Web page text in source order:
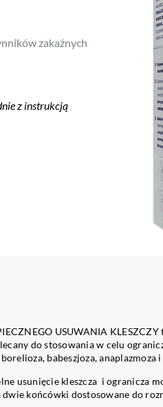
Wapń dostarczony wprost do
CALCET
MEGIS®
Stymulacja wzrostu roślin –
Błyskawiczne nawożenie cynkiem
SULPRONE®
Kompleksowe nawożenie siarką
TRIABOR®
TRIACYNK®
zakaźnych
z instrukcją
USUWANIA
do stosowania w celu
babeszjoza, anaplazmoza
usunięcie kleszcza i ogranicza
końcówki dostosowane do